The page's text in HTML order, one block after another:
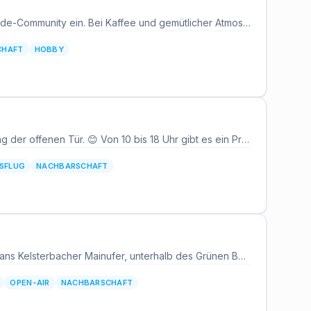
Das Mellow Yellow Café in Frankfurt lädt jeden Samstagvormittag zum Treffen der Hunde-Community ein. Bei Kaffee und gemütlicher Atmosphäre kommen Hundebesitzerinnen und Hundebesitzer aus dem Nordend zusammen, ihre Vierbeiner sind ausdrücklich willkommen. Das Treffen läuft von 10:00 bis 13:00 Uhr und richtet sich an alle, die sich rund um das Thema Hund austauschen möchten.
HOBBY
Die Tierklinik Dr. Trillig in Obertshausen feiert ihr 35-jähriges Bestehen und lädt zum Tag der offenen Tür. 😊 Von 10 bis 18 Uhr gibt es ein Programm für die ganze Familie: Kinderschminken, Spiele, eine Kaffeebar sowie Getränke und Essen. Für die Musik sorgt DJ Nyles. ✨ Die Klinik in der Birkenwaldstraße gehört seit dreieinhalb Jahrzehnten zur medizinischen Versorgung im Kreis Offenbach und öffnet zum Jubiläum ihre Türen für Nachbarschaft, Tierhalterinnen und Tierhalter und alle Interessierten. 🎶 Ein Anlass, hinter die Kulissen zu schauen, ins Gespräch zu kommen und einen Samstag im August unkompliziert zu verbringen. Für Familien mit Kindern besonders geeignet.
NACHBARSCHAFT
Entspannter Sommerabend direkt am Wasser: Das Sommerfest am Main lädt ab 16 Uhr ans Kelsterbacher Mainufer, unterhalb des Grünen Baums. 😊 Es gibt erfrischende Getränke, Leckeres vom Grill und eine Hüpfburg für die Kinder. Eingeladen sind Familien, Freundeskreise und die Nachbarschaft — das Fest versteht sich als offener Treffpunkt für alle im Ort. ✨ Veranstalter ist die SPD Kelsterbach. Das Mainufer bei Kelsterbach ist einer der schönsten Abschnitte des Flusses im Kreis Groß-Gerau und bietet den passenden Rahmen für einen Nachmittag und Abend im Freien. 🍹 Wer den Sommer nicht nur in der Stadt, sondern am Wasser erleben möchte, findet hier ein unkompliziertes Angebot mit Familienprogramm.
OPEN-AIR NACHBARSCHAFT